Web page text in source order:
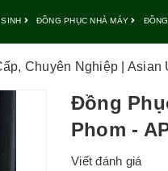
ĐỒNG PHỤC NHÀ MÁY
Chuyên Nghiệp | Asian
Đồng
Phom -
Viết đánh giá